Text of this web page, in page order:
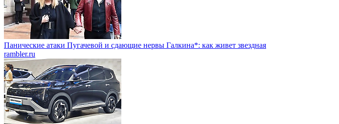
Панические атаки Пугачевой и сдающие нервы Галкина*: как живет звездная
rambler.ru